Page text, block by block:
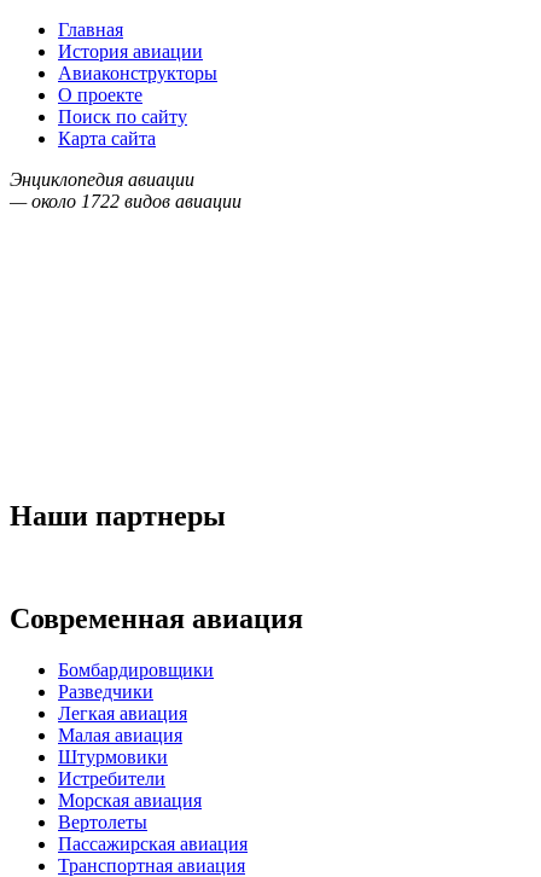
Главная
История авиации
Авиаконструкторы
О проекте
Поиск по сайту
Карта сайта
Энциклопедия авиации
— около 1722 видов авиации
Наши партнеры
Современная авиация
Бомбардировщики
Разведчики
Легкая авиация
Малая авиация
Штурмовики
Истребители
Морская авиация
Вертолеты
Пассажирская авиация
Транспортная авиация